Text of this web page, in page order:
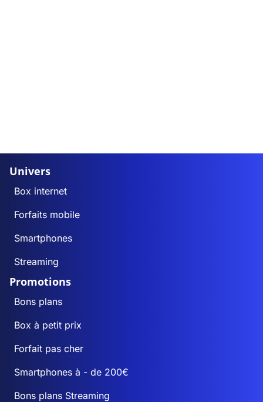
Univers
Box internet
Forfaits mobile
Smartphones
Streaming
Promotions
Bons plans
Box à petit prix
Forfait pas cher
Smartphones à - de 200€
Bons plans Streaming